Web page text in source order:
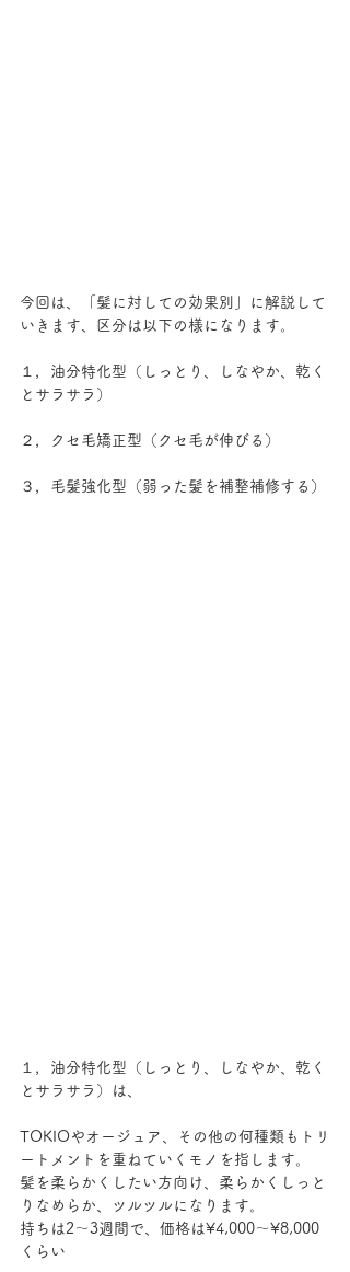
今回は、「髪に対しての効果別」に解説して
いきます、区分は以下の様になります。
１，油分特化型（しっとり、しなやか、乾く
とサラサラ）
２，クセ毛矯正型（クセ毛が伸びる）
３，毛髪強化型（弱った髪を補整補修する）
１，油分特化型（しっとり、しなやか、乾く
とサラサラ）は、
TOKIOやオージュア、その他の何種類もトリ
ートメントを重ねていくモノを指します。
髪を柔らかくしたい方向け、柔らかくしっと
りなめらか、ツルツルになります。
持ちは2～3週間で、価格は¥4,000～¥8,000
くらい